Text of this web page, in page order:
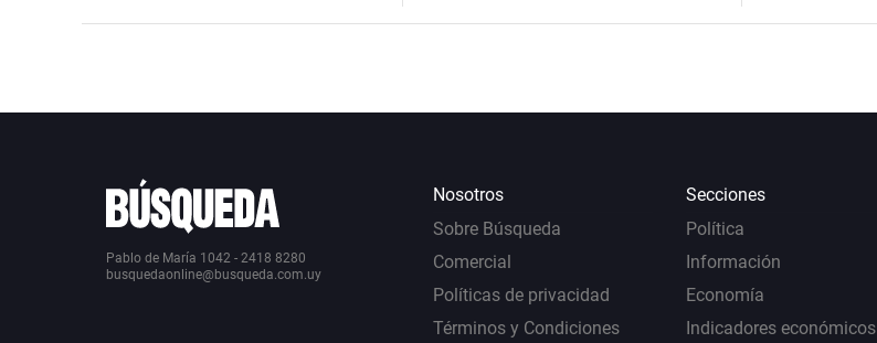
Pablo de María 1042 - 2418 8280
busquedaonline@busqueda.com.uy
Nosotros
Sobre Búsqueda
Comercial
Políticas de privacidad
Términos y Condiciones
Secciones
Política
Información
Economía
Indicadores económicos